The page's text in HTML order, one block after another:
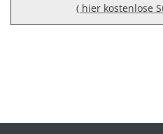
( hier kostenlose